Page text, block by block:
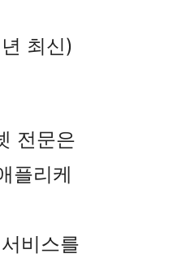
최신)
전문은
플리케
비스를